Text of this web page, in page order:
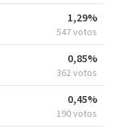
1,29%
547 votos
0,85%
362 votos
0,45%
190 votos